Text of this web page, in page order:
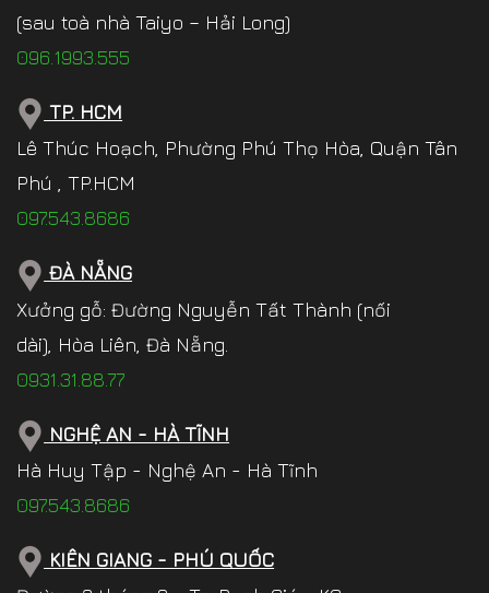
(sau toà nhà Taiyo – Hải Long)
096.1993.555
TP. HCM
Lê Thúc Hoạch, Phường Phú Thọ Hòa, Quận Tân
Phú , TP.HCM
097.543.8686
ĐÀ NẴNG
Xưởng gỗ: Đường Nguyễn Tất Thành (nối
dài), Hòa Liên, Đà Nẵng.
0931.31.88.77
NGHỆ AN - HÀ TĨNH
Hà Huy Tập - Nghệ An - Hà Tĩnh
097.543.8686
KIÊN GIANG - PHÚ QUỐC